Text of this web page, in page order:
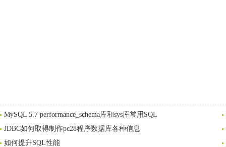
MySQL 5.7 performance_schema库和sys库常用SQL
JDBC如何取得制作pc28程序数据库各种信息
如何提升SQL性能